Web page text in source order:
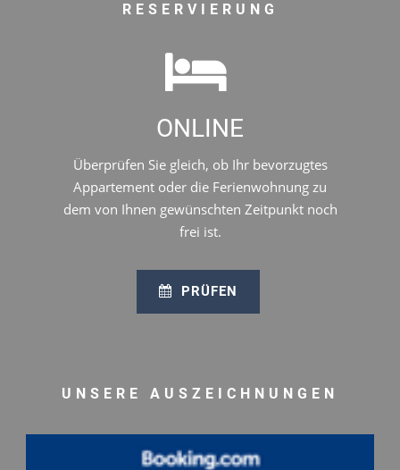
RESERVIERUNG
ONLINE
Überprüfen Sie gleich, ob Ihr bevorzugtes
Appartement oder die Ferienwohnung zu
dem von Ihnen gewünschten Zeitpunkt noch
frei ist.
PRÜFEN
UNSERE AUSZEICHNUNGEN